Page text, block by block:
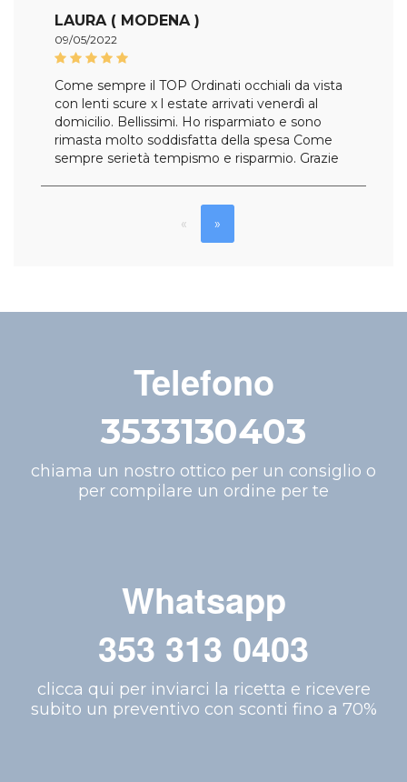
LAURA ( MODENA )
09/05/2022
Come sempre il TOP Ordinati occhiali da vista
con lenti scure x l estate arrivati venerdì al
domicilio. Bellissimi. Ho risparmiato e sono
rimasta molto soddisfatta della spesa Come
sempre serietà tempismo e risparmio. Grazie
« »
Telefono
3533130403
chiama un nostro ottico per un consiglio o
per compilare un ordine per te
Whatsapp
353 313 0403
clicca qui per inviarci la ricetta e ricevere
subito un preventivo con sconti fino a 70%